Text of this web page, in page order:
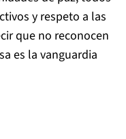
y respeto a las
que no reconocen
es la vanguardia